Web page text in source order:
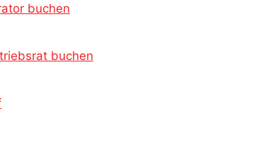
buchen
buchen